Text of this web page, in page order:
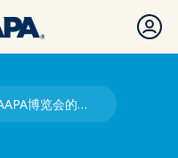
IAAPA博览会的媒体